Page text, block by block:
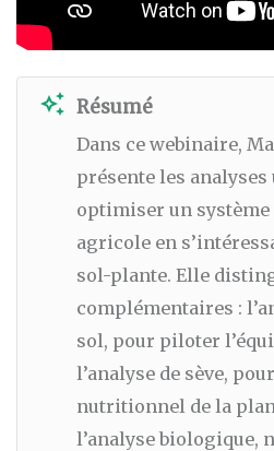
auto_awesome Résumé
Dans ce webinaire,
présente les
optimiser un
agricole en
sol-plante. Elle
complémentaires :
sol, pour piloter
l’analyse de sève,
nutritionnel de la
l’analyse biologique,